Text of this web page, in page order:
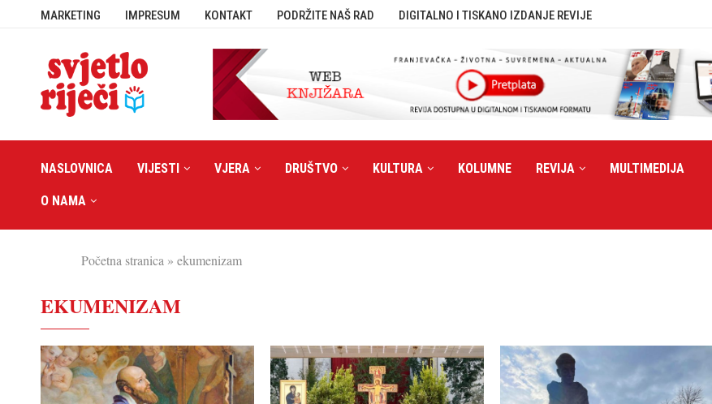
MARKETING IMPRESUM KONTAKT PODRŽITE NAŠ RAD DIGITALNO I TISKANO IZDANJE REVIJE
NASLOVNICA VIJESTI VJERA DRUŠTVO KULTURA KOLUMNE REVIJA MULTIMEDIJA
O NAMA
Početna stranica » ekumenizam
EKUMENIZAM